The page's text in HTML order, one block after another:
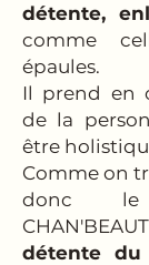
détente,
comme
épaules.
Il prend en
de la
être
Comme on
donc le
détente du